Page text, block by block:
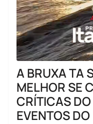
A BRUXA TA
MELHOR SE
CRÍTICAS
EVENTOS